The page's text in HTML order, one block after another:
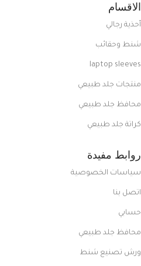
الاقسام
أحذية رجالي
شنط وحقائب
laptop sleeves
منتجات جلد طبيعي
محافظ جلد طبيعي
كراتة جلد طبيعي
روابط مفيدة
سياسات الخصوصية
اتصل بنا
حسابي
محافظ جلد طبيعي
ورش تصنيع شنط